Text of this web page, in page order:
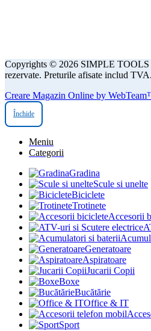
Copyrights © 2026 SIMPLE TOOLS
rezervate. Preturile afisate includ TVA.
Creare Magazin Online by
Închide
Meniu
Categorii
Gradina
Scule si unelte
Biciclete
Trotinete
Accesorii
Generatoare
Aspiratoare
Jucarii Copii
Boxe
Bucătărie
Office & IT
Sport